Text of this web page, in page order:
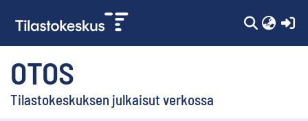
OTOS
Tilastokeskuksen julkaisut verkossa